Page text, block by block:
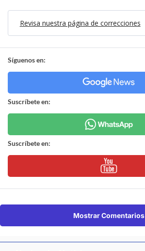
Revisa nuestra página de correcciones
Síguenos en:
Suscríbete en:
Suscríbete en:
Mostrar Comentarios